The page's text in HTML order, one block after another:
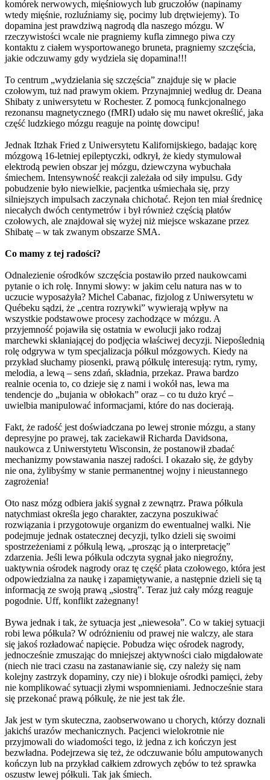
komórek nerwowych, mięśniowych lub gruczołów (napinamy
wtedy mięśnie, rozluźniamy się, pocimy lub drętwiejemy). To
dopamina jest prawdziwą nagrodą dla naszego mózgu. W
rzeczywistości wcale nie pragniemy kufla zimnego piwa czy
kontaktu z ciałem wysportowanego bruneta, pragniemy szczęścia,
jakie odczuwamy gdy wydziela się dopamina!!!
To centrum „wydzielania się szczęścia” znajduje się w płacie
czołowym, tuż nad prawym okiem. Przynajmniej według dr. Deana
Shibaty z uniwersytetu w Rochester. Z pomocą funkcjonalnego
rezonansu magnetycznego (fMRI) udało się mu nawet określić, jaka
część ludzkiego mózgu reaguje na pointę dowcipu!
Jednak Itzhak Fried z Uniwersytetu Kalifornijskiego, badając korę
mózgową 16-letniej epileptyczki, odkrył, że kiedy stymulował
elektrodą pewien obszar jej mózgu, dziewczyna wybuchała
śmiechem. Intensywność reakcji zależała od siły impulsu. Gdy
pobudzenie było niewielkie, pacjentka uśmiechała się, przy
silniejszych impulsach zaczynała chichotać. Rejon ten miał średnicę
niecałych dwóch centymetrów i był również częścią płatów
czołowych, ale znajdował się wyżej niż miejsce wskazane przez
Shibatę – w tak zwanym obszarze SMA.
Co mamy z tej radości?
Odnalezienie ośrodków szczęścia postawiło przed naukowcami
pytanie o ich rolę. Innymi słowy: w jakim celu natura nas w to
uczucie wyposażyła? Michel Cabanac, fizjolog z Uniwersytetu w
Québeku sądzi, że „centra rozrywki” wywierają wpływ na
wszystkie podstawowe procesy zachodzące w mózgu. A
przyjemność pojawiła się ostatnia w ewolucji jako rodzaj
marchewki skłaniającej do podjęcia właściwej decyzji. Niepoślednią
rolę odgrywa w tym specjalizacja półkul mózgowych. Kiedy na
przykład słuchamy piosenki, prawą półkulę interesują: rytm, rymy,
melodia, a lewą – sens zdań, składnia, przekaz. Prawa bardzo
realnie ocenia to, co dzieje się z nami i wokół nas, lewa ma
tendencje do „bujania w obłokach” oraz – co tu dużo kryć –
uwielbia manipulować informacjami, które do nas docierają.
Fakt, że radość jest doświadczana po lewej stronie mózgu, a stany
depresyjne po prawej, tak zaciekawił Richarda Davidsona,
naukowca z Uniwerstytetu Wisconsin, że postanowił zbadać
mechanizmy powstawania naszej radości. I okazało się, że gdyby
nie ona, żylibyśmy w stanie permanentnej wojny i nieustannego
zagrożenia!
Oto nasz mózg odbiera jakiś sygnał z zewnątrz. Prawa półkula
natychmiast określa jego charakter, zaczyna poszukiwać
rozwiązania i przygotowuje organizm do ewentualnej walki. Nie
podejmuje jednak ostatecznej decyzji, tylko dzieli się swoimi
spostrzeżeniami z półkulą lewą, „prosząc ją o interpretację”
zdarzenia. Jeśli lewa półkula odczyta sygnał jako niegroźny,
uaktywnia ośrodek nagrody oraz tę część płata czołowego, która jest
odpowiedzialna za naukę i zapamiętywanie, a następnie dzieli się tą
informacją ze swoją prawą „siostrą”. Teraz już cały mózg reaguje
pogodnie. Uff, konflikt zażegnany!
Bywa jednak i tak, że sytuacja jest „niewesoła”. Co w takiej sytuacji
robi lewa półkula? W odróżnieniu od prawej nie walczy, ale stara
się jakoś rozładować napięcie. Pobudza więc ośrodek nagrody,
jednocześnie zmuszając do mniejszej aktywności ciało migdałowate
(niech nie traci czasu na zastanawianie się, czy należy się nam
kolejny zastrzyk dopaminy, czy nie) i blokuje ośrodki pamięci, żeby
nie komplikować sytuacji złymi wspomnieniami. Jednocześnie stara
się przekonać prawą półkulę, że nie jest tak źle.
Jak jest w tym skuteczna, zaobserwowano u chorych, którzy doznali
jakichś urazów mechanicznych. Pacjenci wielokrotnie nie
przyjmowali do wiadomości tego, iż jedna z ich kończyn jest
bezwładna. Podejrzewa się też, że odczuwanie bólu amputowanych
kończyn lub na przykład całkiem zdrowych zębów to też sprawka
oszustw lewej półkuli. Tak jak śmiech.